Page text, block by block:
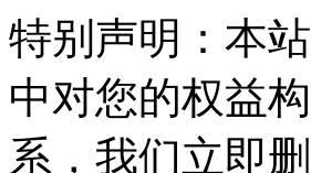
特别声明：本
中对您的权益
系，我们立即删